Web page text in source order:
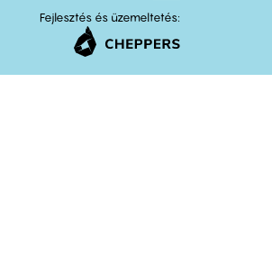
Fejlesztés és üzemeltetés: